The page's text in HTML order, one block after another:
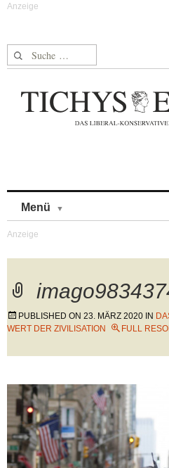
Suche nach:
Menü
PUBLISHED ON 23. MÄRZ 2020 IN
WERT DER ZIVILISATION
FULL